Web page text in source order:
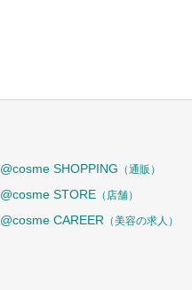
@cosme SHOPPING （通販）
@cosme STORE （店舗）
@cosme CAREER （美容の求人）